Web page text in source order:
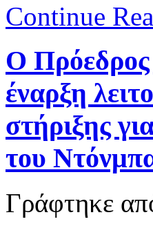
Continue
Ο Πρόεδρος
έναρξη
στήριξης
του
Γράφτηκε